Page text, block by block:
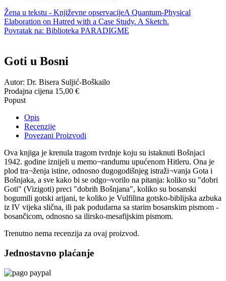
Žena u tekstu - Književne opservacijeA Quantum-Physical
Elaboration on Hatred with a Case Study. A Sketch.
Povratak na: Biblioteka PARADIGME
Goti u Bosni
Autor: Dr. Bisera Suljić-Boškailo
Prodajna cijena 15,00 €
Popust
Opis
Recenzije
Povezani Proizvodi
Ova knjiga je krenula tragom tvrdnje koju su istaknuti Bošnjaci
1942. godine iznijeli u memo¬randumu upućenom Hitleru. Ona je
plod tra¬ženja istine, odnosno dugogodišnjeg istraži¬vanja Gota i
Bošnjaka, a sve kako bi se odgo¬vorilo na pitanja: koliko su "dobri
Goti" (Vizigoti) preci "dobrih Bošnjana", koliko su bosanski
bogumili gotski arijani, te koliko je Vulfilina gotsko-biblijska azbuka
iz IV vijeka slična, ili pak podudarna sa starim bosanskim pismom -
bosančicom, odnosno sa ilirsko-mesafijskim pismom.
Trenutno nema recenzija za ovaj proizvod.
Jednostavno plaćanje